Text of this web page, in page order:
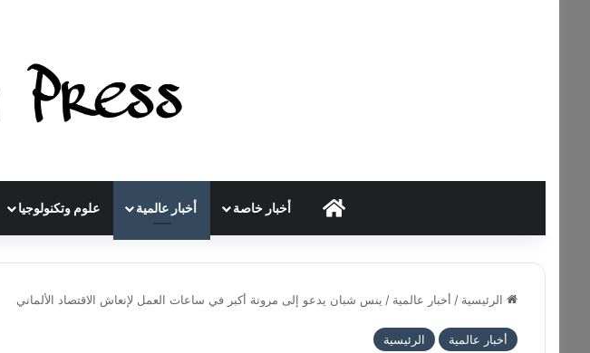
HOMEأخبار خاصة أخبار عالمية علوم وتكنولوجيا
الرئيسية / أخبار عالمية / ينس شبان يدعو إلى مرونة أكبر في ساعات العمل لإنعاش الاقتصاد الألماني
أخبار عالمية الرئيسية